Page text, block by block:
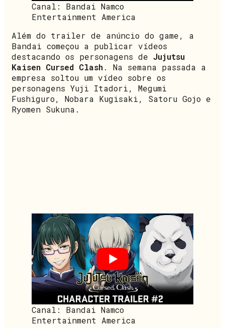
Canal: Bandai Namco
Entertainment America
Além do trailer de anúncio do game, a
Bandai começou a publicar vídeos
destacando os personagens de Jujutsu
Kaisen Cursed Clash. Na semana passada a
empresa soltou um vídeo sobre os
personagens Yuji Itadori, Megumi
Fushiguro, Nobara Kugisaki, Satoru Gojo e
Ryomen Sukuna.
Canal: Bandai Namco
Entertainment America